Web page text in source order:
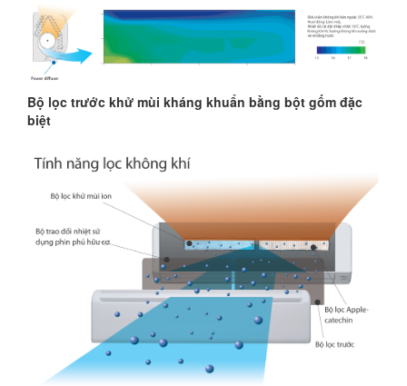
Bộ lọc trước khử mùi kháng khuẩn bằng bột gốm đặc
biệt